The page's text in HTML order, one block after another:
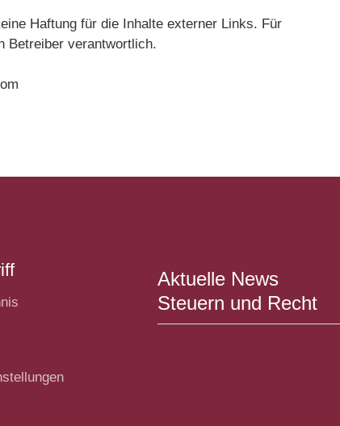
Haftung für die Inhalte externer Links. Für
Betreiber verantwortlich.
Aktuelle News
Steuern und Recht